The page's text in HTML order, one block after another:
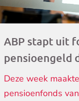
ABP stapt uit
pensioengeld
Deze week
pensioenfonds